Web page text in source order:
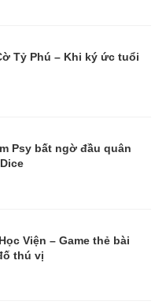
Tỷ Phú – Khi ký ức tuổi
Psy bất ngờ đầu quân
Viện – Game thẻ bài
thú vị